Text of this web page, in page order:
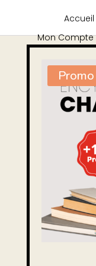
Accueil
Mon Compte
Promo